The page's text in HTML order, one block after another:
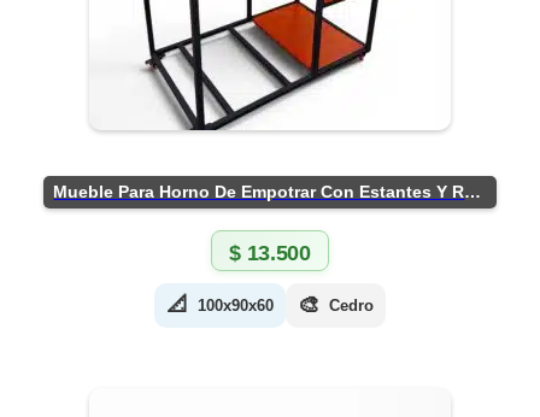
Mueble Para Horno De Empotrar Con Estantes Y Ruedas
$13.500
📐 100x90x60 🎨 Cedro